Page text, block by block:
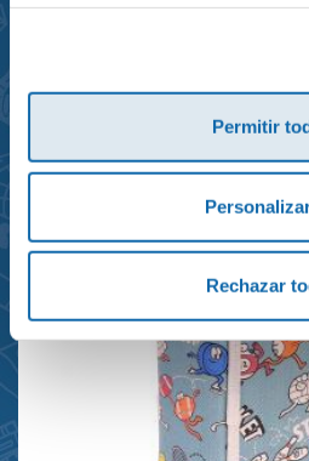
Permitir
Rechazar
reciclada